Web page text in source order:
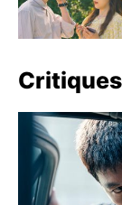
Critiques